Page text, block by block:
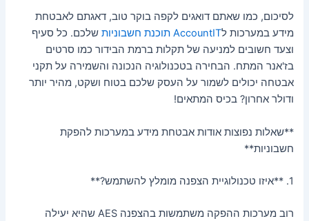
לסיכום, כמו שאתם דואגים לקפה בוקר טוב, דאגתם לאבטחת
מידע במערכות לAccountIT תוכנת חשבוניות
שלכם. כל סעיף
וצעד חשובים למניעה של תקלות ברמת הבידור כמו סרטים
בז'אנר המתח. הבחירה בטכנולוגיה הנכונה והשמירה על תקני
אבטחה יכולים לשמור על העסק שלכם בטוח ושקט, מהיר יותר
ודולר אחרון? בכיס המתאים!
**שאלות נפוצות אודות אבטחת מידע במערכות להפקת
חשבוניות**
1. **איזו טכנולוגיית הצפנה מומלץ להשתמש?**
רוב מערכות ההפקה משתמשות בהצפנה AES שהיא יעילה